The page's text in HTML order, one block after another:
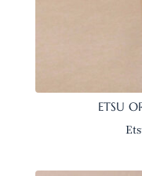
ETSU